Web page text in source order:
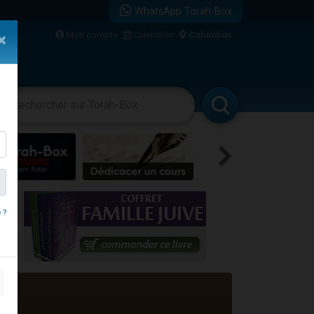
WhatsApp Torah-Box
Mon compte Calendrier Columbus
?